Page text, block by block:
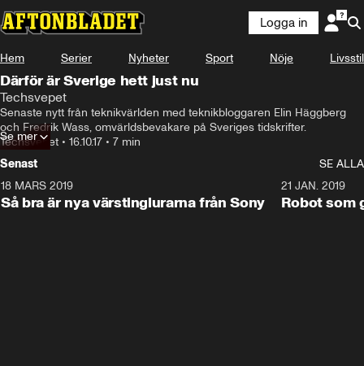
Logga in
Hem Serier Nyheter Sport Nöje Livsstil
Därför är Sverige hett just nu
Techsvepet
Senaste nytt från teknikvärlden med teknikbloggaren Elin Häggberg
och Fredrik Wass, omvärldsbevakare på Sveriges tidskrifter.
Techsvepet • 16.10.17 • 7 min
Se mer
Senast
SE ALLA
18 MARS 2019
Så bra är nya värstinglurarna från Sony
21 JAN. 2019
Robot som